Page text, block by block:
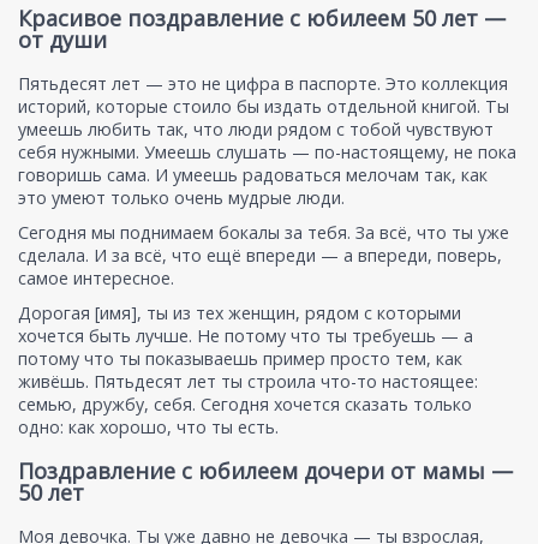
Красивое поздравление с юбилеем 50 лет —
от души
Пятьдесят лет — это не цифра в паспорте. Это коллекция
историй, которые стоило бы издать отдельной книгой. Ты
умеешь любить так, что люди рядом с тобой чувствуют
себя нужными. Умеешь слушать — по-настоящему, не пока
говоришь сама. И умеешь радоваться мелочам так, как
это умеют только очень мудрые люди.
Сегодня мы поднимаем бокалы за тебя. За всё, что ты уже
сделала. И за всё, что ещё впереди — а впереди, поверь,
самое интересное.
Дорогая [имя], ты из тех женщин, рядом с которыми
хочется быть лучше. Не потому что ты требуешь — а
потому что ты показываешь пример просто тем, как
живёшь. Пятьдесят лет ты строила что-то настоящее:
семью, дружбу, себя. Сегодня хочется сказать только
одно: как хорошо, что ты есть.
Поздравление с юбилеем дочери от мамы —
50 лет
Моя девочка. Ты уже давно не девочка — ты взрослая,